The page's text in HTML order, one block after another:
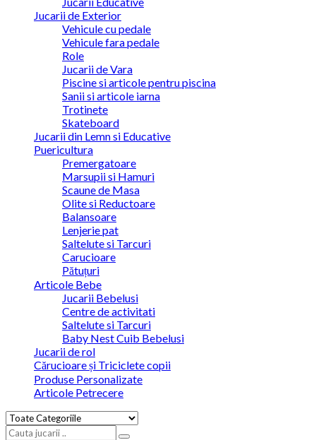
Jucarii de Exterior
Vehicule cu pedale
Vehicule fara pedale
Role
Jucarii de Vara
Piscine si articole pentru piscina
Sanii si articole iarna
Trotinete
Skateboard
Jucarii din Lemn si Educative
Puericultura
Premergatoare
Marsupii si Hamuri
Scaune de Masa
Olite si Reductoare
Balansoare
Lenjerie pat
Saltelute si Tarcuri
Carucioare
Pătuțuri
Articole Bebe
Jucarii Bebelusi
Centre de activitati
Saltelute si Tarcuri
Baby Nest Cuib Bebelusi
Jucarii de rol
Cărucioare și Triciclete copii
Produse Personalizate
Articole Petrecere